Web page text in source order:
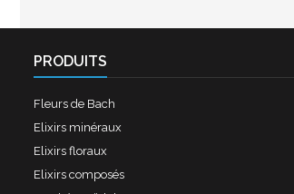
PRODUITS
Fleurs de Bach
Elixirs minéraux
Elixirs floraux
Elixirs composés